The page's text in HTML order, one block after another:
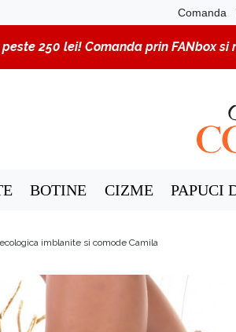
Comanda
peste 250 lei! Comanda prin FANbox
BOTINE CIZME PAPUCI
imblanite si comode Camila